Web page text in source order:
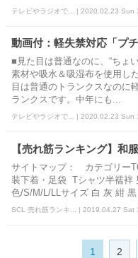
テレビやラジオで... | 2020.02.23 Sun
動画付：軽失禁対応「プ
■見た目は普通なのに、“ちょ
素材や吸水＆吸湿布を使用し
目は普通のトランクスなのに
ランクスです。中年にも...
テレビやラジオで... | 2020.02.23 Sun
【売れ筋ランキング】和
サイトマップ： カテゴリー
装下着・足袋 Tシャツ半襦袢
色/S/M/L/LLサイズ 白 灰 紺 黒
SCL 売れ筋ランキ... | 2019.04.27 Sat
1 2